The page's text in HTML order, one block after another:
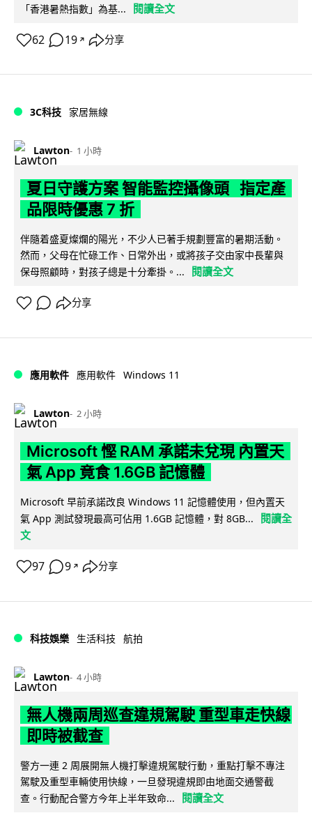
「香港暑熱指數」為基...
閱讀全文
62 19 ↗ 分享
3C科技 家居無線
Lawton 1 小時
夏日守護方案 智能監控攝像頭 指定產
品限時優惠 7 折
伴隨着盛夏燦爛的陽光，不少人已著手規劃豐富的暑期活動。
然而，父母在忙碌工作、日常外出，或將孩子交由家中長輩與
保母照顧時，對孩子總是十分牽掛。...
閱讀全文
分享
應用軟件 應用軟件 Windows 11
Lawton 2 小時
Microsoft 慳 RAM 承諾未兌現 內置天
氣 App 竟食 1.6GB 記憶體
Microsoft 早前承諾改良 Windows 11 記憶體使用，但內置天
氣 App 測試發現最高可佔用 1.6GB 記憶體，對 8GB...
閱讀全
文
97 9 ↗ 分享
科技娛樂 生活科技 航拍
Lawton 4 小時
無人機兩周巡查違規駕駛 重型車走快線
即時被截查
警方一連 2 周展開無人機打擊違規駕駛行動，重點打擊不專注
駕駛及重型車輛使用快線，一旦發現違規即由地面交通警截
查。行動配合警方今年上半年致命...
閱讀全文